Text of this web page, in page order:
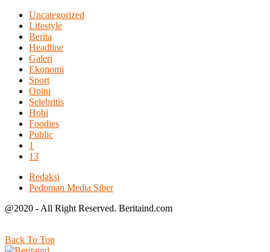
Uncategorized
Lifestyle
Berita
Headline
Galeri
Ekonomi
Sport
Opini
Selebritis
Hobi
Foodies
Public
1
13
Redaksi
Pedoman Media Siber
@2020 - All Right Reserved. Beritaind.com
Back To Top